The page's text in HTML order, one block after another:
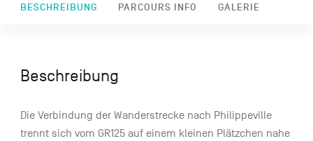
BESCHREIBUNG PARCOURS INFO GALERIE
Beschreibung
Die Verbindung der Wanderstrecke nach Philippeville
trennt sich vom GR125 auf einem kleinen Plätzchen nahe